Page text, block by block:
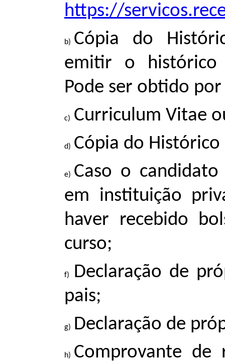
https://
Cópia do
emitir o histórico
Pode ser obtido
Curriculum Vitae
Cópia do
Caso o
em instituição
haver recebido
curso;
Declaração de
pais;
Declaração de
Comprovante